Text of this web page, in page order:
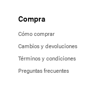
Compra
Cómo comprar
Cambios y devoluciones
Términos y condiciones
Preguntas frecuentes